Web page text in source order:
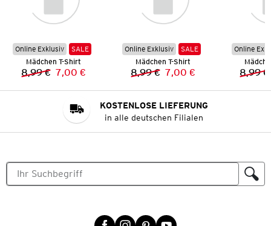
Online Exklusiv
SALE
Mädchen T-Shirt
Vorheriger Preis:
8,99 € Neuer Preis:
7,00 €
Online Exklusiv
SALE
Mädchen T-Shirt
Vorheriger Preis:
8,99 € Neuer Preis:
7,00 €
Online
8,99 €
KOSTENLOSE LIEFERUNG
in alle deutschen Filialen